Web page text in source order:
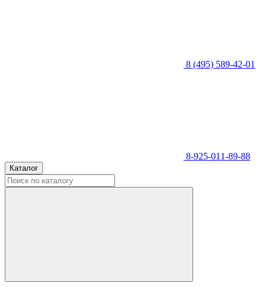
8 (495) 589-42-01
8-925-011-89-88
Каталог